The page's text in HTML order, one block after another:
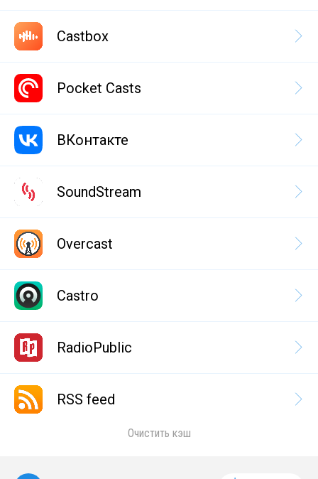
Castbox
Pocket Casts
ВКонтакте
SoundStream
Overcast
Castro
RadioPublic
RSS feed
Очистить кэш